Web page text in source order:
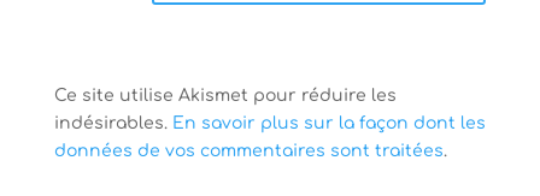
Ce site utilise Akismet pour réduire les
indésirables. En savoir plus sur la façon dont les
données de vos commentaires sont traitées.